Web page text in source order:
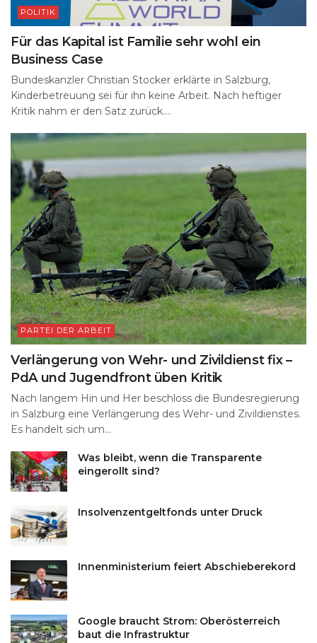
POLITIK
Für das Kapital ist Familie sehr wohl ein
Business Case
Bundeskanzler Christian Stocker erklärte in Salzburg,
Kinderbetreuung sei für ihn keine Arbeit. Nach heftiger
Kritik nahm er den Satz zurück....
PARTEI DER ARBEIT
Verlängerung von Wehr- und Zivildienst fix –
PdA und Jugendfront üben Kritik
Nach langem Hin und Her beschloss die Bundesregierung
in Salzburg eine Verlängerung des Wehr- und Zivildienstes.
Es handelt sich um...
Was bleibt, wenn die Transparente
eingerollt sind?
Insolvenzentgeltfonds unter Druck
Innenministerium feiert Abschieberekord
Google braucht Strom: Oberösterreich
baut die Infrastruktur